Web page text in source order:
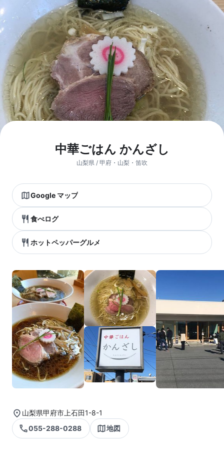
中華ごはん かんざし
山梨県 / 甲府・山梨・笛吹
Google マップ
食べログ
ホットペッパーグルメ
山梨県甲府市上石田1-8-1
055-288-0288
地図